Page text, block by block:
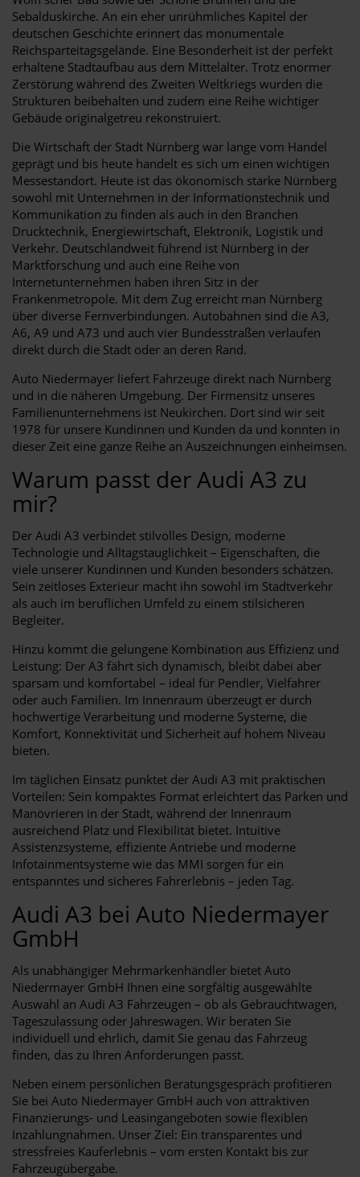
Sebalduskirche. An ein eher unrühmliches Kapitel der
deutschen Geschichte erinnert das monumentale
Reichsparteitagsgelände. Eine Besonderheit ist der perfekt
erhaltene Stadtaufbau aus dem Mittelalter. Trotz enormer
Zerstörung während des Zweiten Weltkriegs wurden die
Strukturen beibehalten und zudem eine Reihe wichtiger
Gebäude originalgetreu rekonstruiert.
Die Wirtschaft der Stadt Nürnberg war lange vom Handel
geprägt und bis heute handelt es sich um einen wichtigen
Messestandort. Heute ist das ökonomisch starke Nürnberg
sowohl mit Unternehmen in der Informationstechnik und
Kommunikation zu finden als auch in den Branchen
Drucktechnik, Energiewirtschaft, Elektronik, Logistik und
Verkehr. Deutschlandweit führend ist Nürnberg in der
Marktforschung und auch eine Reihe von
Internetunternehmen haben ihren Sitz in der
Frankenmetropole. Mit dem Zug erreicht man Nürnberg
über diverse Fernverbindungen. Autobahnen sind die A3,
A6, A9 und A73 und auch vier Bundesstraßen verlaufen
direkt durch die Stadt oder an deren Rand.
Auto Niedermayer liefert Fahrzeuge direkt nach Nürnberg
und in die näheren Umgebung. Der Firmensitz unseres
Familienunternehmens ist Neukirchen. Dort sind wir seit
1978 für unsere Kundinnen und Kunden da und konnten in
dieser Zeit eine ganze Reihe an Auszeichnungen einheimsen.
Warum passt der Audi A3 zu
mir?
Der Audi A3 verbindet stilvolles Design, moderne
Technologie und Alltagstauglichkeit – Eigenschaften, die
viele unserer Kundinnen und Kunden besonders schätzen.
Sein zeitloses Exterieur macht ihn sowohl im Stadtverkehr
als auch im beruflichen Umfeld zu einem stilsicheren
Begleiter.
Hinzu kommt die gelungene Kombination aus Effizienz und
Leistung: Der A3 fährt sich dynamisch, bleibt dabei aber
sparsam und komfortabel – ideal für Pendler, Vielfahrer
oder auch Familien. Im Innenraum überzeugt er durch
hochwertige Verarbeitung und moderne Systeme, die
Komfort, Konnektivität und Sicherheit auf hohem Niveau
bieten.
Im täglichen Einsatz punktet der Audi A3 mit praktischen
Vorteilen: Sein kompaktes Format erleichtert das Parken und
Manövrieren in der Stadt, während der Innenraum
ausreichend Platz und Flexibilität bietet. Intuitive
Assistenzsysteme, effiziente Antriebe und moderne
Infotainmentsysteme wie das MMI sorgen für ein
entspanntes und sicheres Fahrerlebnis – jeden Tag.
Audi A3 bei Auto Niedermayer
GmbH
Als unabhängiger Mehrmarkenhändler bietet Auto
Niedermayer GmbH Ihnen eine sorgfältig ausgewählte
Auswahl an Audi A3 Fahrzeugen – ob als Gebrauchtwagen,
Tageszulassung oder Jahreswagen. Wir beraten Sie
individuell und ehrlich, damit Sie genau das Fahrzeug
finden, das zu Ihren Anforderungen passt.
Neben einem persönlichen Beratungsgespräch profitieren
Sie bei Auto Niedermayer GmbH auch von attraktiven
Finanzierungs- und Leasingangeboten sowie flexiblen
Inzahlungnahmen. Unser Ziel: Ein transparentes und
stressfreies Kauferlebnis – vom ersten Kontakt bis zur
Fahrzeugübergabe.